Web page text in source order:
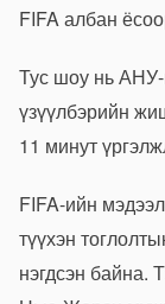
FIFA албан
Тус шоу нь
үзүүлбэрийн
11 минут
FIFA-ийн
түүхэн
нэгдсэн байна.